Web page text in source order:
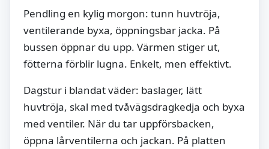
Pendling en kylig morgon: tunn huvtröja,
ventilerande byxa, öppningsbar jacka. På
bussen öppnar du upp. Värmen stiger ut,
fötterna förblir lugna. Enkelt, men effektivt.
Dagstur i blandat väder: baslager, lätt
huvtröja, skal med tvåvägsdragkedja och byxa
med ventiler. När du tar uppförsbacken,
öppna lårventilerna och jackan. På platten